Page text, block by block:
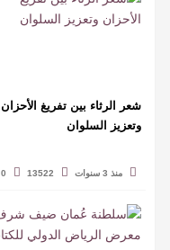
شعر الرثاء بين تفريغ الأحزان
وتعزيز السلوان
منذ 3 سنوات 13522
0